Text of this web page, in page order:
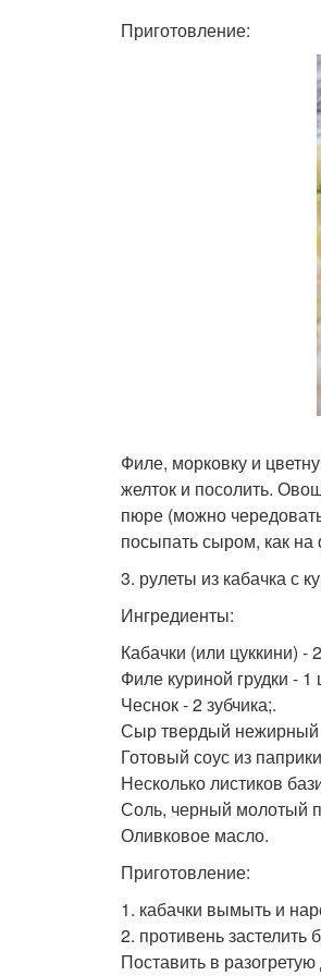
Приготовление:
Филе, морковку и
желток и посолить.
пюре (можно
посыпать сыром, как на
3. рулеты из кабачка с
Ингредиенты:
Кабачки (или цуккини) -
Филе куриной грудки - 1
Чеснок - 2 зубчика;.
Сыр твердый нежирный
Готовый соус из
Несколько листиков
Соль, черный молотый
Оливковое масло.
Приготовление:
1. кабачки вымыть и
2. противень
Поставить в